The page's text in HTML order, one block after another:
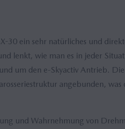
30 ein sehr natürliches und
lenkt, wie man es in jeder
um den e-Skyactiv Antrieb.
angebunden, was
und Wahrnehmung von